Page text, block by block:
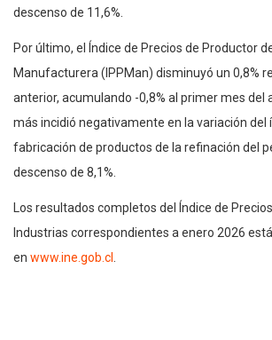
descenso de 11,6%.
Por último, el Índice de Precios de Productor
Manufacturera (IPPMan) disminuyó un 0,8%
anterior, acumulando -0,8% al primer mes del
más incidió negativamente en la variación del
fabricación de productos de la refinación del
descenso de 8,1%.
Los resultados completos del Índice de
Industrias correspondientes a enero 2026
en www.ine.gob.cl